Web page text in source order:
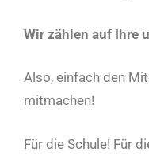
Wir zählen auf Ihre
Also, einfach den
mitmachen!
Für die Schule! Für